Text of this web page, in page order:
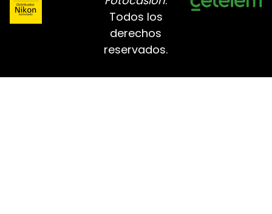
Todos los
derechos
reservados.